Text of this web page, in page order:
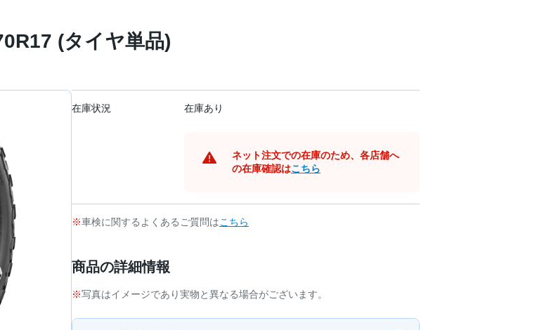
(タイヤ単品)
在庫状況 在庫あり
ネット注文での在庫のため、各店舗へ
の在庫確認はこちら
車検に関するよくあるご質問はこちら
商品の詳細情報
写真はイメージであり実物と異なる場合がございます。